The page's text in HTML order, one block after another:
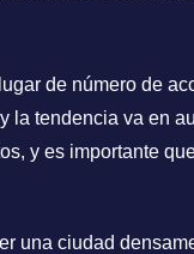
de número de
la tendencia va en
y es importante
una ciudad